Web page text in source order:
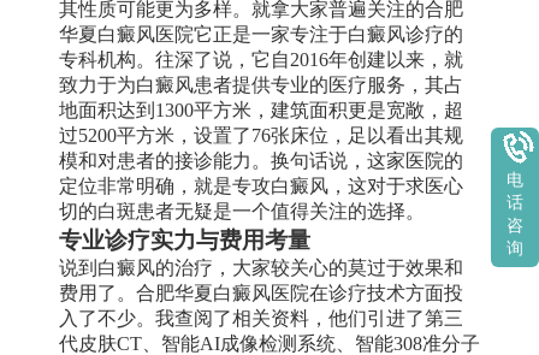
其性质可能更为多样。就拿大家普遍关注的合肥
华夏白癜风医院它正是一家专注于白癜风诊疗的
专科机构。往深了说，它自2016年创建以来，就
致力于为白癜风患者提供专业的医疗服务，其占
地面积达到1300平方米，建筑面积更是宽敞，超
过5200平方米，设置了76张床位，足以看出其规
模和对患者的接诊能力。换句话说，这家医院的
定位非常明确，就是专攻白癜风，这对于求医心
切的白斑患者无疑是一个值得关注的选择。
专业诊疗实力与费用考量
说到白癜风的治疗，大家较关心的莫过于效果和
费用了。合肥华夏白癜风医院在诊疗技术方面投
入了不少。我查阅了相关资料，他们引进了第三
代皮肤CT、智能AI成像检测系统、智能308准分子
电
话
咨
询